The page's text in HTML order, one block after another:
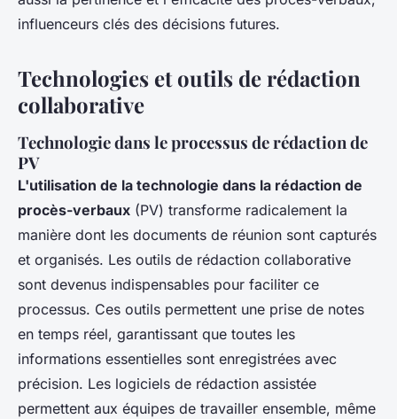
influenceurs clés des décisions futures.
Technologies et outils de rédaction
collaborative
Technologie dans le processus de rédaction de
PV
L'utilisation de la technologie dans la rédaction de
procès-verbaux (PV) transforme radicalement la
manière dont les documents de réunion sont capturés
et organisés. Les outils de rédaction collaborative
sont devenus indispensables pour faciliter ce
processus. Ces outils permettent une prise de notes
en temps réel, garantissant que toutes les
informations essentielles sont enregistrées avec
précision. Les logiciels de rédaction assistée
permettent aux équipes de travailler ensemble, même